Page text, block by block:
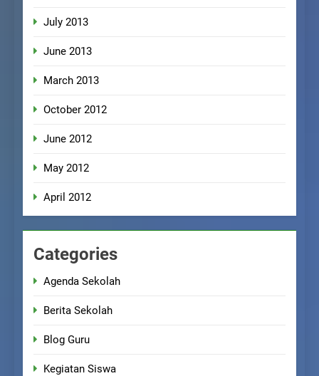
July 2013
June 2013
March 2013
October 2012
June 2012
May 2012
April 2012
Categories
Agenda Sekolah
Berita Sekolah
Blog Guru
Kegiatan Siswa